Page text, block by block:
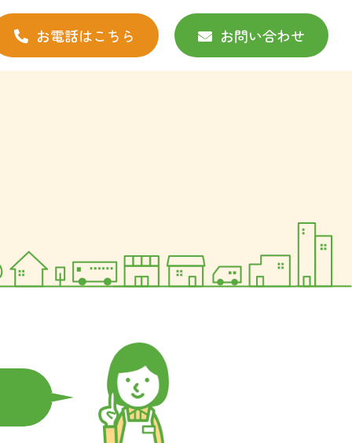
お電話はこちら お問い合わせ